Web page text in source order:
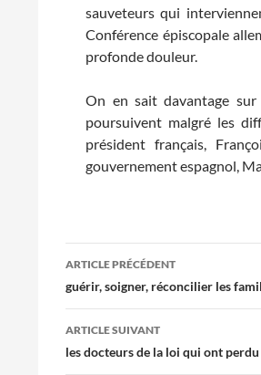
sauveteurs qui
Conférence épiscopale
profonde douleur.
On en sait davantage
poursuivent malgré les
président français,
gouvernement espagnol,
Navigation
des
articles
ARTICLE PRÉCÉDENT
guérir, soigner, réconcilier les
ARTICLE SUIVANT
les docteurs de la loi qui ont